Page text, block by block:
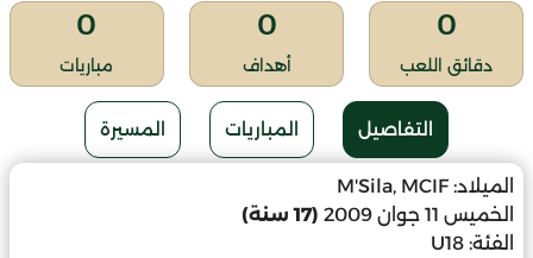
0
دقائق اللعب
0
أهداف
0
مباريات
التفاصيل المباريات المسيرة
الميلاد: M'Sila, MCIF
الخميس 11 جوان 2009
(17 سنة)
الفئة: U18